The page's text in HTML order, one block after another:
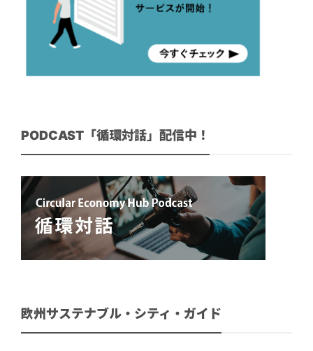
PODCAST「循環対話」配信中！
欧州サステナブル・シティ・ガイド